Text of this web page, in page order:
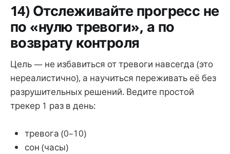
14) Отслеживайте прогресс не
по «нулю тревоги», а по
возврату контроля
Цель — не избавиться от тревоги навсегда (это
нереалистично), а научиться переживать её без
разрушительных решений. Ведите простой
трекер 1 раз в день:
тревога (0–10)
сон (часы)